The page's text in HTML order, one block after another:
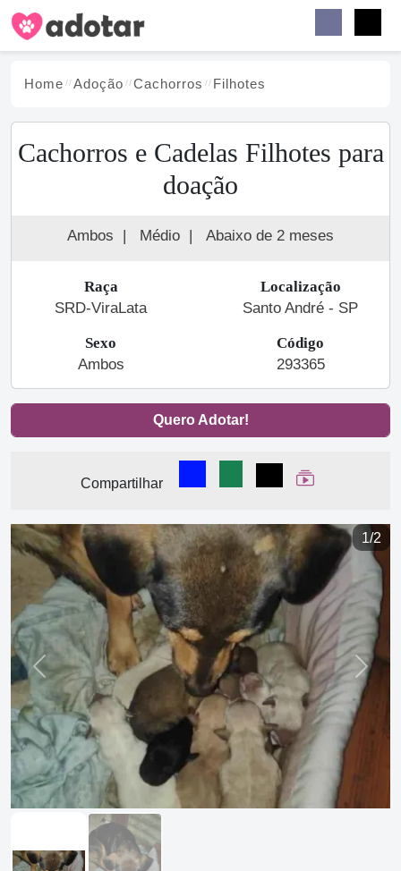
Home Adoção Cachorros Filhotes
Cachorros e Cadelas Filhotes para
doação
Ambos | Médio | Abaixo de 2 meses
Raça
SRD-ViraLata
Localização
Santo André - SP
Sexo
Ambos
Código
293365
Quero Adotar!
Compartilhar
Compartilhar no Facebook
Compartilhar no
Compartilhar
Ver Web Story
1/2
Previous Next